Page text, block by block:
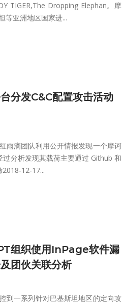
TIGER,The Dropping Elephan。摩
等亚洲地区国家进...
分发C&C配置攻击活动
雨滴团队利用公开情报发现一个摩诃
分析发现其载荷主要通过 Github 和
2018-12-17...
组织使用InPage软件漏
团伙关联分析
到一系列针对巴基斯坦地区的定向攻